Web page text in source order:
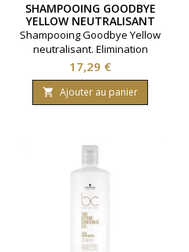
SHAMPOOING GOODBYE
YELLOW NEUTRALISANT
300ML
Shampooing Goodbye Yellow
neutralisant. Elimination
des reflets jaunes.Nettoyage
en douceur et
brillance.Marque Schwarzkopf.
Contenance 300 ml.
Prix
17,29 €
 Ajouter au panier